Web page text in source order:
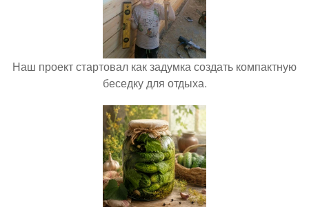
Наш проект стартовал как задумка создать компактную
беседку для отдыха.